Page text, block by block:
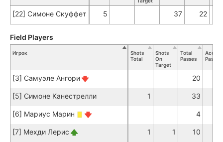
[22] Симоне Скуффет 5 37 22
Игрок
Shots
Total
Shots
On
Target
Total
Passes
Passes
[3] Самуэле Ангори 20
[5] Симоне Канестрелли 1 33
[6] Мариус Марин 4
[7] Мехди Лерис 1 1 10
Field Players